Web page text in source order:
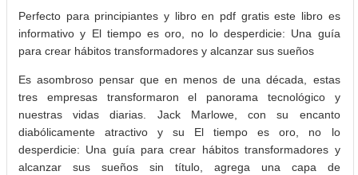
Perfecto para principiantes y libro en pdf gratis este libro es
informativo y El tiempo es oro, no lo desperdicie: Una guía
para crear hábitos transformadores y alcanzar sus sueños
Es asombroso pensar que en menos de una década, estas
tres empresas transformaron el panorama tecnológico y
nuestras vidas diarias. Jack Marlowe, con su encanto
diabólicamente atractivo y su El tiempo es oro, no lo
desperdicie: Una guía para crear hábitos transformadores y
alcanzar sus sueños sin título, agrega una capa de